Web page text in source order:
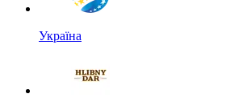
Україна